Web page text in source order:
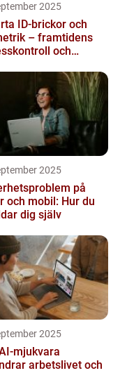
2025
ID-brickor och
– framtidens
och
2025
på
och mobil: Hur du
dig själv
2025
mjukvara
arbetslivet och